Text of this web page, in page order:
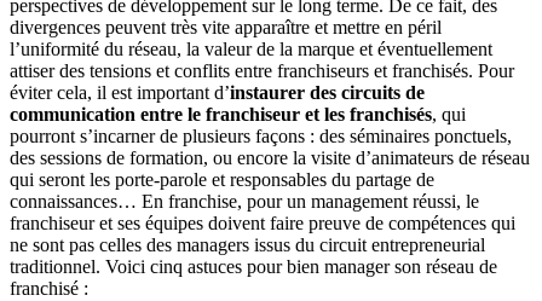
perspectives de développement sur le long terme. De ce fait, des
divergences peuvent très vite apparaître et mettre en péril
l’uniformité du réseau, la valeur de la marque et éventuellement
attiser des tensions et conflits entre franchiseurs et franchisés. Pour
éviter cela, il est important d’instaurer des circuits de
communication entre le franchiseur et les franchisés, qui
pourront s’incarner de plusieurs façons : des séminaires ponctuels,
des sessions de formation, ou encore la visite d’animateurs de réseau
qui seront les porte-parole et responsables du partage de
connaissances… En franchise, pour un management réussi, le
franchiseur et ses équipes doivent faire preuve de compétences qui
ne sont pas celles des managers issus du circuit entrepreneurial
traditionnel. Voici cinq astuces pour bien manager son réseau de
franchisé :